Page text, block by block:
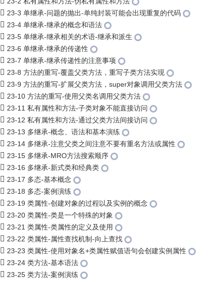
23-3 单继承-问题的抛出-单纯封装可能会出现重复的代码
23-4 单继承-继承的概念和语法
23-5 单继承-继承相关的术语-继承和派生
23-6 单继承-继承的传递性
23-7 单继承-继承传递性的注意事项
23-8 方法的重写-覆盖父类方法，重写子类方法实现
23-9 方法的重写-扩展父类方法，super对象调用父类方法
23-10 方法的重写-使用父类名调用父类方法
23-11 私有属性和方法-子类对象不能直接访问
23-12 私有属性和方法-通过父类方法间接访问
23-13 多继承-概念、语法和基本演练
23-14 多继承-注意父类之间注意不要有重名方法或属性
23-15 多继承-MRO方法搜索顺序
23-16 多继承-新式类和经典类
23-17 多态-基本概念
23-18 多态-案例演练
23-19 类属性-创建对象的过程以及实例的概念
23-20 类属性-类是一个特殊的对象
23-21 类属性-类属性的定义及使用
23-22 类属性-属性查找机制-向上查找
23-23 类属性-使用对象名+类属性赋值语句会创建实例属性
23-24 类方法-基本语法
23-25 类方法-案例演练